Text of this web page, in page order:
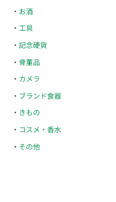
お酒
工具
記念硬貨
骨董品
カメラ
ブランド食器
きもの
コスメ・香水
その他